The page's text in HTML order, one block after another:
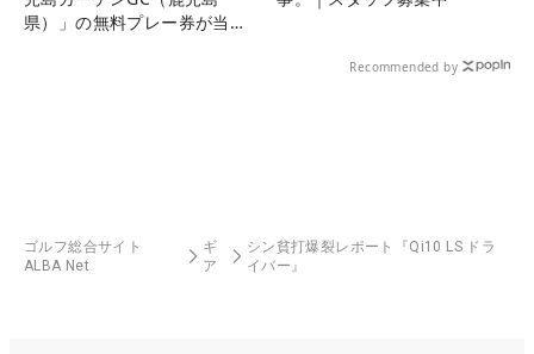
県）」の無料プレー券が当た
Recommended by
ゴルフ総合サイト
ALBA Net
ギ
ア
シン貧打爆裂レポート『Qi10 LS ドラ
イバー』